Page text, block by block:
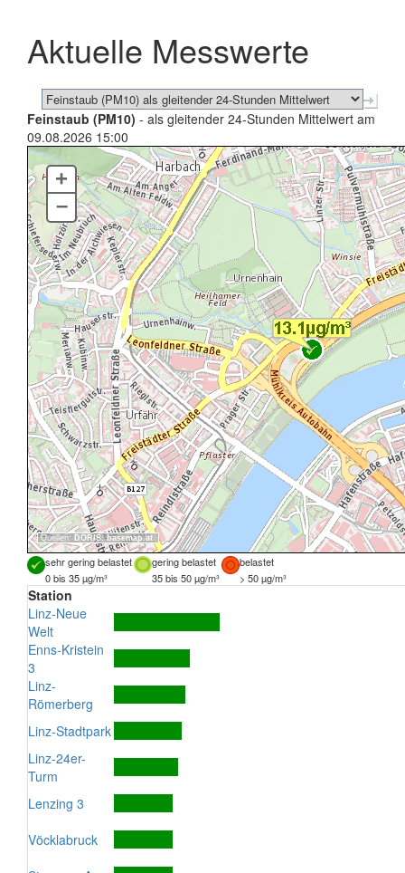
schließen
Aktuelle Messwerte
Feinstaub (PM10) - als gleitender 24-Stunden Mittelwert am
09.08.2026 15:00
Quellen: DORIS,basemap.at
+
–
sehr gering belastet gering belastet
belastet
0 bis 35 µg/m³
35 bis 50 µg/m³ > 50 µg/m³
Station
Linz-Neue
Welt
Enns-Kristein
3
Linz-
Römerberg
Linz-Stadtpark
Linz-24er-
Turm
Lenzing 3
Vöcklabruck